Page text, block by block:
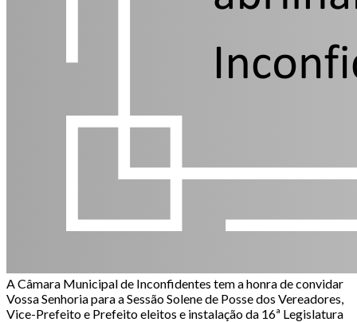
A Câmara Municipal de Inconfidentes tem a honra de convidar
Vossa Senhoria para a Sessão Solene de Posse dos Vereadores,
Vice-Prefeito e Prefeito eleitos e instalação da 16ª Legislatura